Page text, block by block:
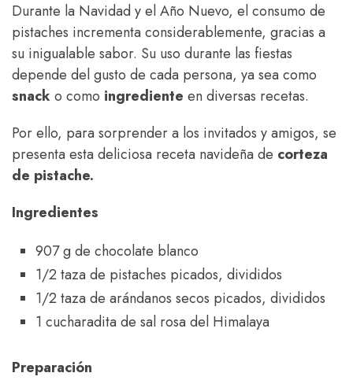
Durante la Navidad y el Año Nuevo, el consumo de
pistaches incrementa considerablemente, gracias a
su inigualable sabor. Su uso durante las fiestas
depende del gusto de cada persona, ya sea como
snack o como ingrediente en diversas recetas.
Por ello, para sorprender a los invitados y amigos, se
presenta esta deliciosa receta navideña de corteza
de pistache.
Ingredientes
907 g de chocolate blanco
1/2 taza de pistaches picados, divididos
1/2 taza de arándanos secos picados, divididos
1 cucharadita de sal rosa del Himalaya
Preparación